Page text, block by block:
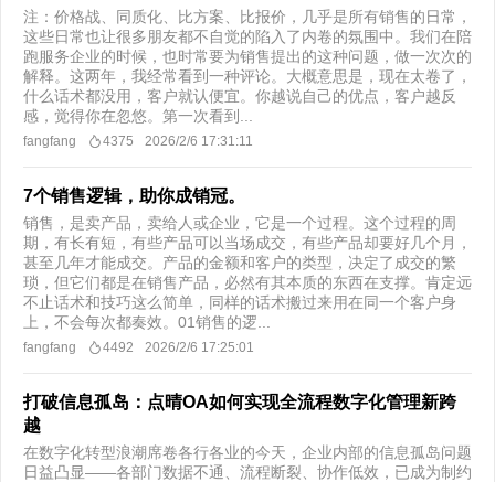
注：价格战、同质化、比方案、比报价，几乎是所有销售的日常，
这些日常也让很多朋友都不自觉的陷入了内卷的氛围中。我们在陪
跑服务企业的时候，也时常要为销售提出的这种问题，做一次次的
解释。这两年，我经常看到一种评论。大概意思是，现在太卷了，
什么话术都没用，客户就认便宜。你越说自己的优点，客户越反
感，觉得你在忽悠。第一次看到...
fangfang 4375 2026/2/6 17:31:11
7个销售逻辑，助你成销冠。
销售，是卖产品，卖给人或企业，它是一个过程。这个过程的周
期，有长有短，有些产品可以当场成交，有些产品却要好几个月，
甚至几年才能成交。产品的金额和客户的类型，决定了成交的繁
琐，但它们都是在销售产品，必然有其本质的东西在支撑。肯定远
不止话术和技巧这么简单，同样的话术搬过来用在同一个客户身
上，不会每次都奏效。01销售的逻...
fangfang 4492 2026/2/6 17:25:01
打破信息孤岛：点晴OA如何实现全流程数字化管理新跨
越
在数字化转型浪潮席卷各行各业的今天，企业内部的信息孤岛问题
日益凸显——各部门数据不通、流程断裂、协作低效，已成为制约